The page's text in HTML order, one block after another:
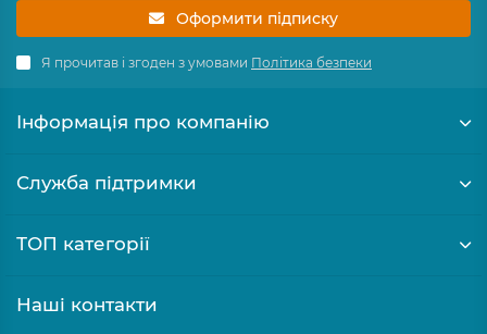
Оформити підписку
Я прочитав і згоден з умовами Політика безпеки
Інформація про компанію
Служба підтримки
ТОП категорії
Наші контакти